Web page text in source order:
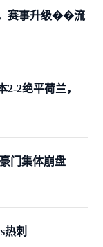
，赛事升级��流
2绝平荷兰，
门集体崩盘
热刺